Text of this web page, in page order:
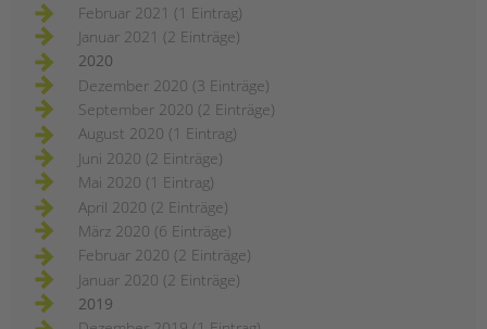
Februar 2021 (1 Eintrag)
Januar 2021 (2 Einträge)
2020
Dezember 2020 (3 Einträge)
September 2020 (2 Einträge)
August 2020 (1 Eintrag)
Juni 2020 (2 Einträge)
Mai 2020 (1 Eintrag)
April 2020 (2 Einträge)
März 2020 (6 Einträge)
Februar 2020 (2 Einträge)
Januar 2020 (2 Einträge)
2019